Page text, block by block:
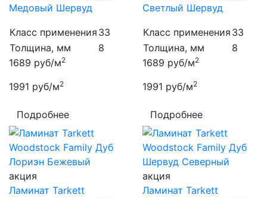
Медовый Шервуд
Класс применения 33
Толщина, мм
8
1689 руб/м2
1991 руб/м2
Подробнее
Светлый Шервуд
Класс применения 33
Толщина, мм
8
1689 руб/м2
1991 руб/м2
Подробнее
акция
Ламинат Tarkett
акция
Ламинат Tarkett